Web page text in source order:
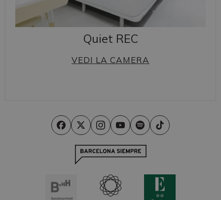
Quiet REC
VEDI LA CAMERA